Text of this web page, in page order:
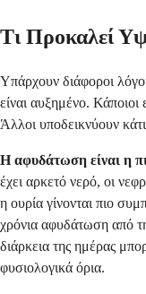
Τι Προκαλεί
Υπάρχουν διάφοροι
είναι αυξημένο. Κάποιοι
Άλλοι υποδεικνύουν
Η αφυδάτωση είναι η
έχει αρκετό νερό, οι
η ουρία γίνονται πιο
χρόνια αφυδάτωση από
διάρκεια της ημέρας
φυσιολογικά όρια.